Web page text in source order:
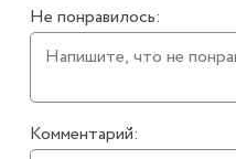
Не понравилось:
Комментарий: